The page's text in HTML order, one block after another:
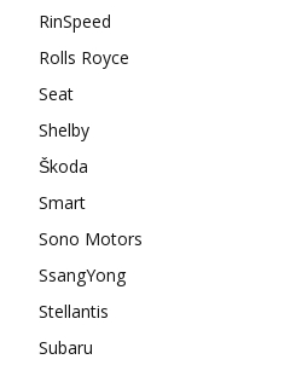
RinSpeed
Rolls Royce
Seat
Shelby
Škoda
Smart
Sono Motors
SsangYong
Stellantis
Subaru